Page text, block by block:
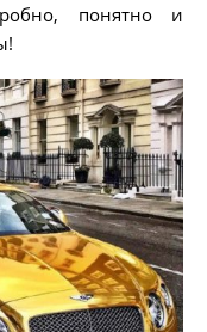
понятно и